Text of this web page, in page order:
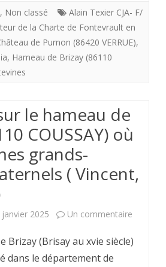
terres
poitevines
Purnon-
,
quelques
du
village
, Non classé
Alain Texier CJA- F/
de la Charte de Fontevrault en
de Purnon (86420 VERRUE),
, Hameau de Brizay (86110
le hameau de
COUSSAY) où
grands-
( Vincent,
janvier 2025 Un commentaire
(Brisay au xvie siècle)
dans le département de